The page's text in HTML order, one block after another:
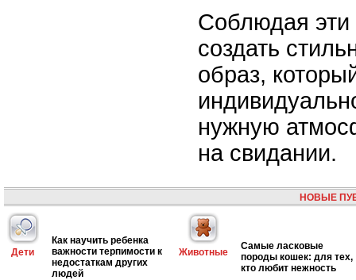
Соблюдая
создать
образ,
нужную
на свидании.
НОВЫЕ
Дети
Как научить ребенка
важности терпимости к
недостаткам других
людей
Животные
Самые ласковые
породы кошек: для тех,
кто любит нежность